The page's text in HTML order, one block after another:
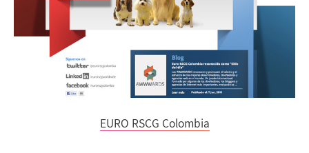
EURO RSCG Colombia